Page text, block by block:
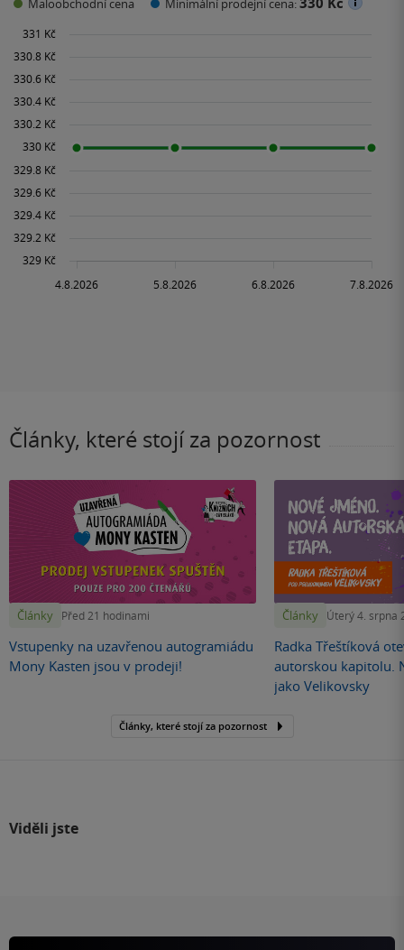
Maloobchodní cena Minimální prodejní cena:
Články, které stojí za pozornost
Články Před 21 hodinami
Vstupenky na uzavřenou autogramiádu
Mony Kasten jsou v prodeji!
Články Úterý 4. srpna
Radka Třeštíková
autorskou kapitolu.
jako Velikovsky
Články, které stojí za pozornost
Viděli jste